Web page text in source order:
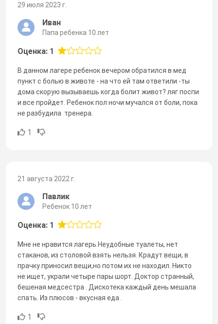
29 июля 2023 г.
Иван
Папа ребенка 10 лет
Оценка: 1
В данном лагере ребенок вечером обратился в мед
пункт с болью в животе - на что ей там ответили -ты
дома скорую вызываешь когда болит живот? ляг поспи
и все пройдет. Ребенок пол ночи мучался от боли, пока
не разбудила тренера.
1
21 августа 2022 г.
Павлик
Ребенок 10 лет
Оценка: 1
Мне не нравится лагерь.Неудобные туалеты, нет
стаканов, из столовой взять нельзя. Крадут вещи, в
прачку приносил вещи,но потом их не находил. Никто
не ищет, украли четыре пары шорт. Доктор странный,
бешеная медсестра . Дискотека каждый день мешала
спать. Из плюсов - вкусная еда .
1